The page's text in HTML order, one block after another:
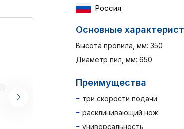
Россия
Основные
Высота пропила, мм: 350
Диаметр пил, мм: 650
Преимущества
три скорости подачи
расклинивающий нож
универсальность